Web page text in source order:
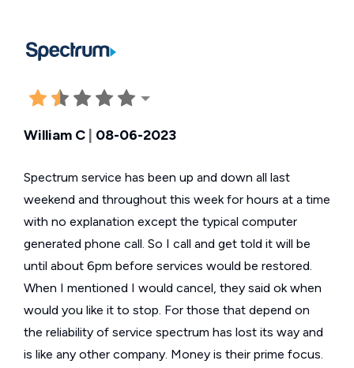
William C 08-06-2023
Spectrum service has been up and down all last
weekend and throughout this week for hours at a time
with no explanation except the typical computer
generated phone call. So I call and get told it will be
until about 6pm before services would be restored.
When I mentioned I would cancel, they said ok when
would you like it to stop. For those that depend on
the reliability of service spectrum has lost its way and
is like any other company. Money is their prime focus.